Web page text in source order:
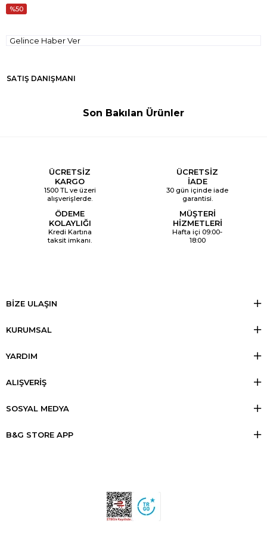
50
Gelince Haber Ver
SATIŞ DANIŞMANI
Son Bakılan Ürünler
ÜCRETSİZ
KARGO
1500 TL ve üzeri
alışverişlerde.
ÜCRETSİZ
İADE
30 gün içinde iade
garantisi.
ÖDEME
KOLAYLIĞI
Kredi Kartına
taksit imkanı.
MÜŞTERİ
HİZMETLERİ
Hafta içi 09:00-
18:00
BİZE ULAŞIN
KURUMSAL
YARDIM
ALIŞVERİŞ
SOSYAL MEDYA
B&G STORE APP